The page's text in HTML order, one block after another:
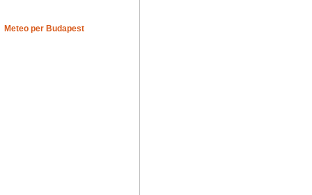
Meteo per Budapest